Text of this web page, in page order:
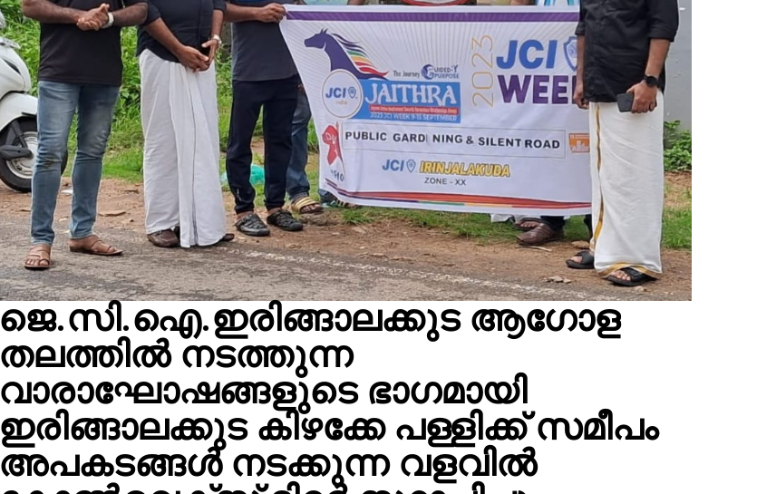
ജെ.സി.ഐ.ഇരിങ്ങാലക്കുട ആഗോള
തലത്തിൽ നടത്തുന്ന
വാരാഘോഷങ്ങളുടെ ഭാഗമായി
ഇരിങ്ങാലക്കുട കിഴക്കേ പള്ളിക്ക് സമീപം
അപകടങ്ങൾ നടക്കുന്ന വളവിൽ